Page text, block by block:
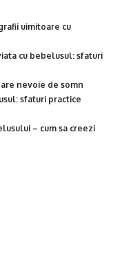
uimitoare cu
cu bebelusul: sfaturi
nevoie de somn
sfaturi practice
– cum sa creezi